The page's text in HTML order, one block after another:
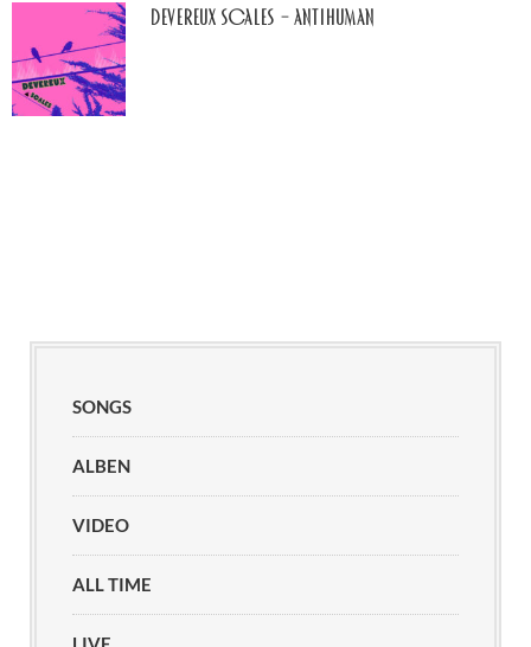
Devereux Scales – Antihuman
SONGS
ALBEN
VIDEO
ALL TIME